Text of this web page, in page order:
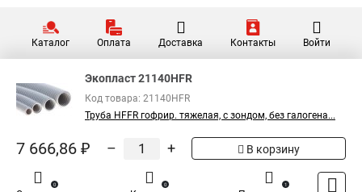
Каталог Оплата Доставка Контакты Войти
Экопласт 21140HFR
Код товара: 21140HFR
Труба HFFR гофрир. тяжелая, с зондом, без галогена...
7 666,86 ₽ – + В корзину
0 0 1